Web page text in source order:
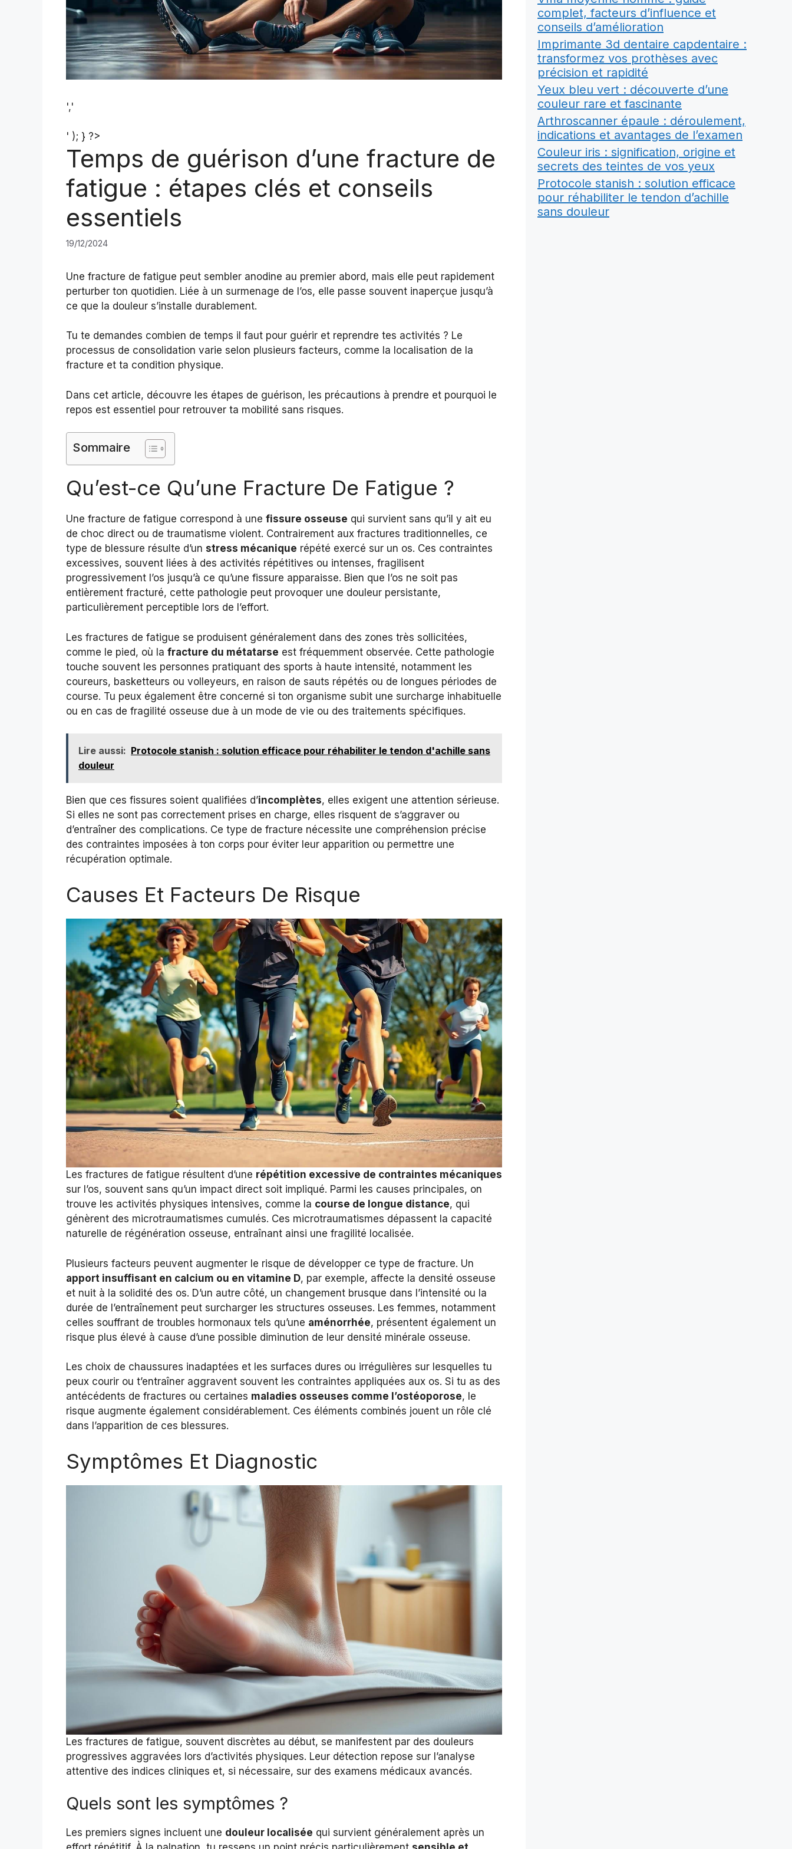
','
' ); } ?>
Temps de guérison d’une fracture de
fatigue : étapes clés et conseils
essentiels
19/12/2024
Une fracture de fatigue peut sembler anodine au premier abord, mais elle peut rapidement
perturber ton quotidien. Liée à un surmenage de l’os, elle passe souvent inaperçue jusqu’à
ce que la douleur s’installe durablement.
Tu te demandes combien de temps il faut pour guérir et reprendre tes activités ? Le
processus de consolidation varie selon plusieurs facteurs, comme la localisation de la
fracture et ta condition physique.
Dans cet article, découvre les étapes de guérison, les précautions à prendre et pourquoi le
repos est essentiel pour retrouver ta mobilité sans risques.
Sommaire
Qu’est-ce Qu’une Fracture De Fatigue ?
Une fracture de fatigue correspond à une fissure osseuse qui survient sans qu’il y ait eu
de choc direct ou de traumatisme violent. Contrairement aux fractures traditionnelles, ce
type de blessure résulte d’un stress mécanique répété exercé sur un os. Ces contraintes
excessives, souvent liées à des activités répétitives ou intenses, fragilisent
progressivement l’os jusqu’à ce qu’une fissure apparaisse. Bien que l’os ne soit pas
entièrement fracturé, cette pathologie peut provoquer une douleur persistante,
particulièrement perceptible lors de l’effort.
Les fractures de fatigue se produisent généralement dans des zones très sollicitées,
comme le pied, où la fracture du métatarse est fréquemment observée. Cette pathologie
touche souvent les personnes pratiquant des sports à haute intensité, notamment les
coureurs, basketteurs ou volleyeurs, en raison de sauts répétés ou de longues périodes de
course. Tu peux également être concerné si ton organisme subit une surcharge inhabituelle
ou en cas de fragilité osseuse due à un mode de vie ou des traitements spécifiques.
Lire aussi: Protocole stanish : solution efficace pour réhabiliter le tendon d'achille sans
douleur
Bien que ces fissures soient qualifiées d’incomplètes, elles exigent une attention sérieuse.
Si elles ne sont pas correctement prises en charge, elles risquent de s’aggraver ou
d’entraîner des complications. Ce type de fracture nécessite une compréhension précise
des contraintes imposées à ton corps pour éviter leur apparition ou permettre une
récupération optimale.
Causes Et Facteurs De Risque
Les fractures de fatigue résultent d’une répétition excessive de contraintes mécaniques
sur l’os, souvent sans qu’un impact direct soit impliqué. Parmi les causes principales, on
trouve les activités physiques intensives, comme la course de longue distance, qui
génèrent des microtraumatismes cumulés. Ces microtraumatismes dépassent la capacité
naturelle de régénération osseuse, entraînant ainsi une fragilité localisée.
Plusieurs facteurs peuvent augmenter le risque de développer ce type de fracture. Un
apport insuffisant en calcium ou en vitamine D, par exemple, affecte la densité osseuse
et nuit à la solidité des os. D’un autre côté, un changement brusque dans l’intensité ou la
durée de l’entraînement peut surcharger les structures osseuses. Les femmes, notamment
celles souffrant de troubles hormonaux tels qu’une aménorrhée, présentent également un
risque plus élevé à cause d’une possible diminution de leur densité minérale osseuse.
Les choix de chaussures inadaptées et les surfaces dures ou irrégulières sur lesquelles tu
peux courir ou t’entraîner aggravent souvent les contraintes appliquées aux os. Si tu as des
antécédents de fractures ou certaines maladies osseuses comme l’ostéoporose, le
risque augmente également considérablement. Ces éléments combinés jouent un rôle clé
dans l’apparition de ces blessures.
Symptômes Et Diagnostic
Les fractures de fatigue, souvent discrètes au début, se manifestent par des douleurs
progressives aggravées lors d’activités physiques. Leur détection repose sur l’analyse
attentive des indices cliniques et, si nécessaire, sur des examens médicaux avancés.
Quels sont les symptômes ?
Les premiers signes incluent une douleur localisée qui survient généralement après un
complet, facteurs d’influence et
conseils d’amélioration
Imprimante 3d dentaire capdentaire :
transformez vos prothèses avec
précision et rapidité
Yeux bleu vert : découverte d’une
couleur rare et fascinante
Arthroscanner épaule : déroulement,
indications et avantages de l’examen
Couleur iris : signification, origine et
secrets des teintes de vos yeux
Protocole stanish : solution efficace
pour réhabiliter le tendon d’achille
sans douleur